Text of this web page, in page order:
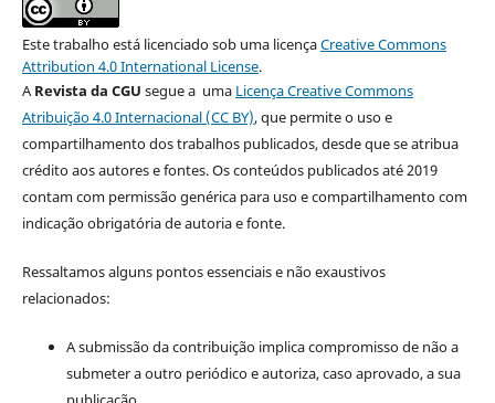
Este trabalho está licenciado sob uma licençaCreative Commons
Attribution 4.0 International License.
ARevista da CGU segue a uma Licença Creative Commons
Atribuição 4.0 Internacional (CC BY), que permite o uso e
compartilhamento dos trabalhos publicados, desde que se atribua
crédito aos autores e fontes. Os conteúdos publicados até 2019
contam com permissão genérica para uso e compartilhamento com
indicação obrigatória de autoria e fonte.
Ressaltamos alguns pontos essenciais e não exaustivos
relacionados:
A submissão da contribuição implica compromisso de não a
submeter a outro periódico e autoriza, caso aprovado, a sua